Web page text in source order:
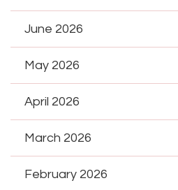
June 2026
May 2026
April 2026
March 2026
February 2026